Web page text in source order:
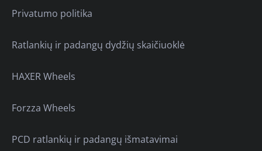
Privatumo politika
Ratlankių ir padangų dydžių skaičiuoklė
HAXER Wheels
Forzza Wheels
PCD ratlankių ir padangų išmatavimai